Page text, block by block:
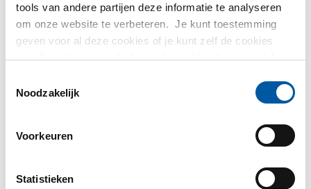
tools van andere partijen deze informatie te analyseren
om onze website te verbeteren. Je kunt toestemming
geven voor al deze cookies of je kunt zelf de cookies
instellen als je niet wilt dat wij bepaalde informatie delen.
partijen waarmee wij samenwerken vind je in ons
Noodzakelijk
Voorkeuren
Statistieken
TS Métaux